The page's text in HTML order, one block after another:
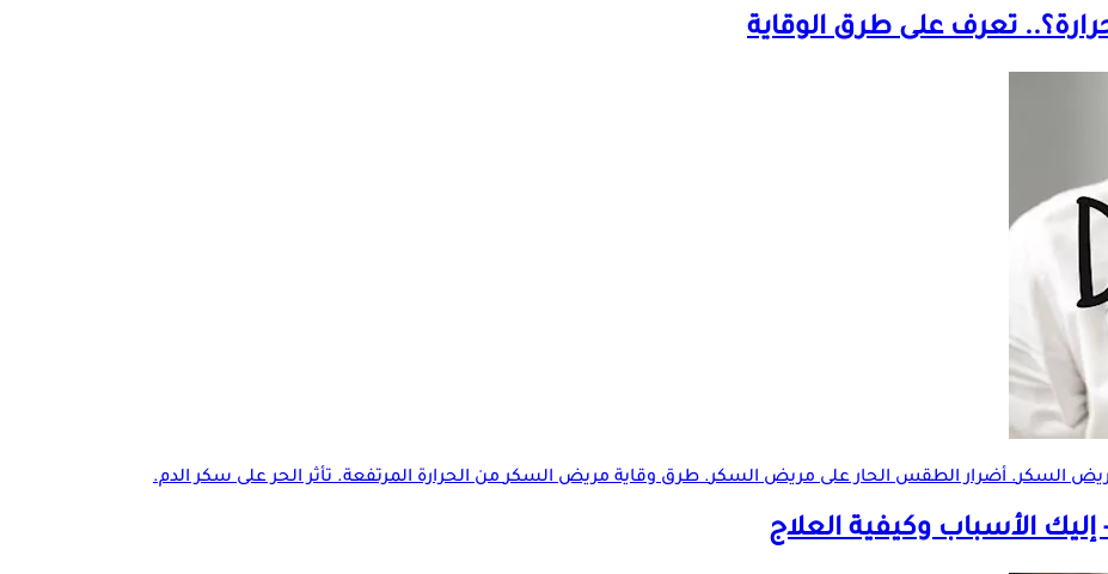
تعرف على طرق الوقاية
السكر. أضرار الطقس الحار علىمريض السكر. طرق وقايةمريض السكرمن الحرارة المرتفعة. تأثر الحر على سكر الدم.
إليك الأسباب وكيفية العلاج